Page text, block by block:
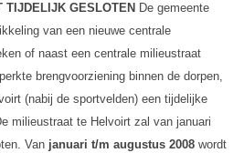
TIJDELIJK GESLOTEN De gemeente
van een nieuwe centrale
of naast een centrale milieustraat
brengvoorziening binnen de dorpen,
(nabij de sportvelden) een tijdelijke
milieustraat te Helvoirt zal van januari
Van januari t/m augustus 2008 wordt